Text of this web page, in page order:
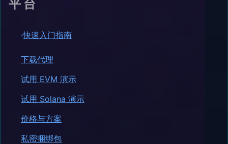
平台
快速入门指南
下载代理
试用 EVM 演示
试用 Solana 演示
价格与方案
私密捆绑包